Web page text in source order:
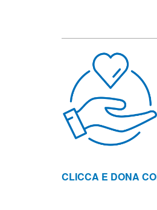
CLICCA E DONA